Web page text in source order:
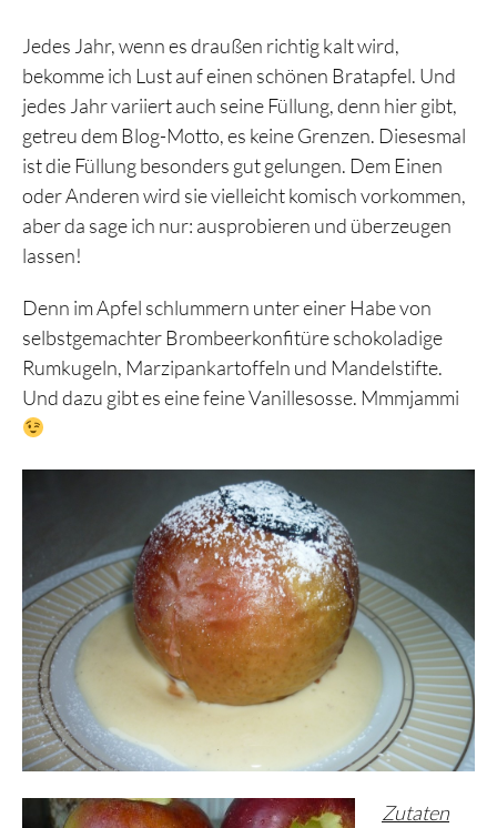
Jedes Jahr, wenn es draußen richtig kalt wird,
bekomme ich Lust auf einen schönen Bratapfel. Und
jedes Jahr variiert auch seine Füllung, denn hier gibt,
getreu dem Blog-Motto, es keine Grenzen. Diesesmal
ist die Füllung besonders gut gelungen. Dem Einen
oder Anderen wird sie vielleicht komisch vorkommen,
aber da sage ich nur: ausprobieren und überzeugen
lassen!
Denn im Apfel schlummern unter einer Habe von
selbstgemachter Brombeerkonfitüre schokoladige
Rumkugeln, Marzipankartoffeln und Mandelstifte.
Und dazu gibt es eine feine Vanillesosse. Mmmjammi
Zutaten